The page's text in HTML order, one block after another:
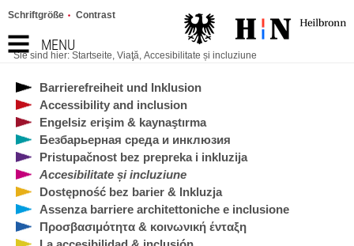
MENU
Schriftgröße Contrast
Sie sind hier: Startseite, Viaţă, Accesibilitate și incluziune
Barrierefreiheit und Inklusion
Accessibility and inclusion
Engelsiz erişim & kaynaştırma
Безбарьерная среда и инклюзия
Pristupačnost bez prepreka i inkluzija
Accesibilitate și incluziune
Dostępność bez barier & Inkluzja
Assenza barriere architettoniche e inclusione
Προσβασιμότητα & κοινωνική ένταξη